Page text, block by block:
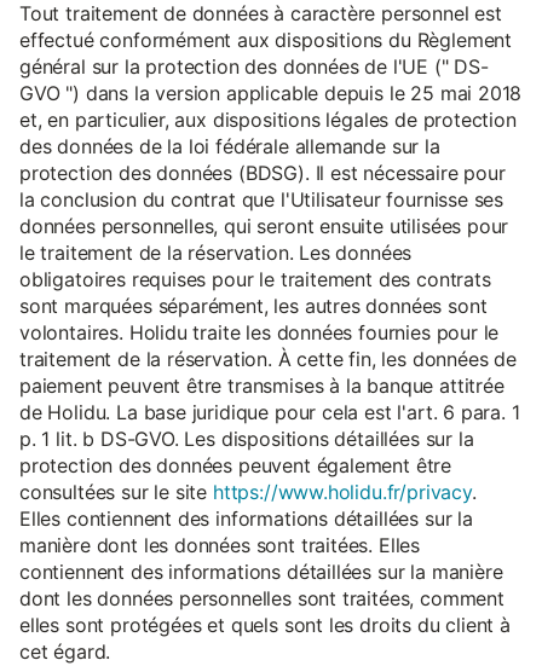
Tout traitement de données à caractère personnel est
effectué conformément aux dispositions du Règlement
général sur la protection des données de l'UE (" DS-
GVO ") dans la version applicable depuis le 25 mai 2018
et, en particulier, aux dispositions légales de protection
des données de la loi fédérale allemande sur la
protection des données (BDSG). Il est nécessaire pour
la conclusion du contrat que l'Utilisateur fournisse ses
données personnelles, qui seront ensuite utilisées pour
le traitement de la réservation. Les données
obligatoires requises pour le traitement des contrats
sont marquées séparément, les autres données sont
volontaires. Holidu traite les données fournies pour le
traitement de la réservation. À cette fin, les données de
paiement peuvent être transmises à la banque attitrée
de Holidu. La base juridique pour cela est l'art. 6 para. 1
p. 1 lit. b DS-GVO. Les dispositions détaillées sur la
protection des données peuvent également être
consultées sur le site https://www.holidu.fr/privacy.
Elles contiennent des informations détaillées sur la
manière dont les données sont traitées. Elles
contiennent des informations détaillées sur la manière
dont les données personnelles sont traitées, comment
elles sont protégées et quels sont les droits du client à
cet égard.